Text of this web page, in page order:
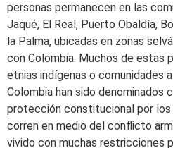
personas permanecen en las
Jaqué, El Real, Puerto Obaldía,
la Palma, ubicadas en zonas
con Colombia. Muchos de estas
etnias indígenas o comunidades
Colombia han sido denominados
protección constitucional por los
corren en medio del conflicto
vivido con muchas restricciones